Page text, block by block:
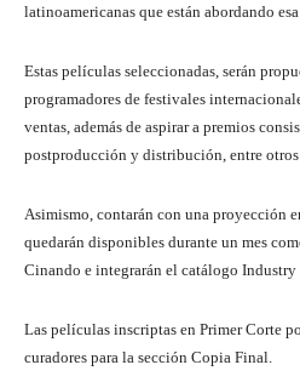
latinoamericanas que están abordando
Estas películas seleccionadas, serán
programadores de festivales
ventas, además de aspirar a premios
postproducción y distribución, entre
Asimismo, contarán con una proyección
quedarán disponibles durante un mes
Cinando e integrarán el catálogo Industry
Las películas inscriptas en Primer Corte
curadores para la sección Copia Final.